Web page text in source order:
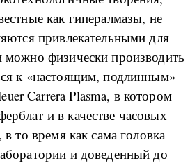
как гипералмазы, не
привлекательными для
можно физически производить
к «настоящим, подлинным»
Carrera Plasma, в котором
и в качестве часовых
то время как сама головка
и доведенный до